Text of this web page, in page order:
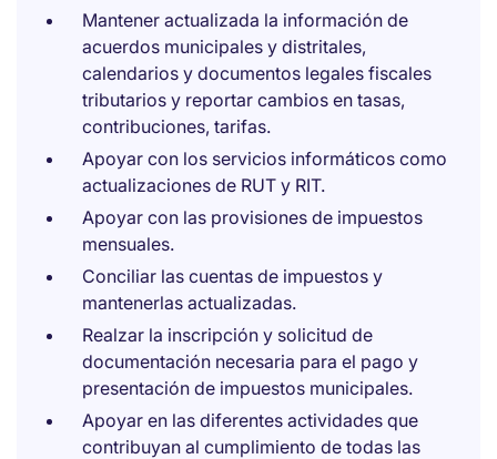
Mantener actualizada la información de
acuerdos municipales y distritales,
calendarios y documentos legales fiscales
tributarios y reportar cambios en tasas,
contribuciones, tarifas.
Apoyar con los servicios informáticos como
actualizaciones de RUT y RIT.
Apoyar con las provisiones de impuestos
mensuales.
Conciliar las cuentas de impuestos y
mantenerlas actualizadas.
Realzar la inscripción y solicitud de
documentación necesaria para el pago y
presentación de impuestos municipales.
Apoyar en las diferentes actividades que
contribuyan al cumplimiento de todas las